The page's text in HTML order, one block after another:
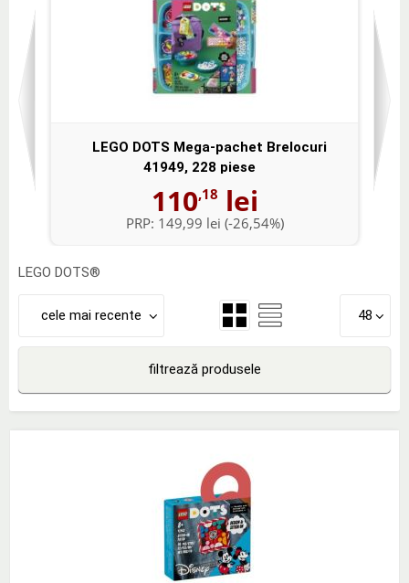
LEGO DOTS Mega-pachet Brelocuri
41949, 228 piese
110,18 lei
PRP: 149,99 lei (-26,54%)
LEGO DOTS®
cele mai recente 48
filtrează produsele